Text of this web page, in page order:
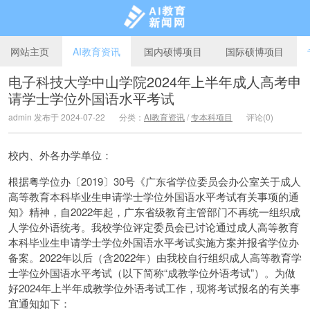
AI教育新闻网
网站主页 AI教育资讯 国内硕博项目 国际硕博项目
电子科技大学中山学院2024年上半年成人高考申
请学士学位外国语水平考试
admin 发布于 2024-07-22 分类： AI教育资讯/专本科项目 评论(0)
校内、外各办学单位：
根据粤学位办〔2019〕30号《广东省学位委员会办公室关于成人
高等教育本科毕业生申请学士学位外国语水平考试有关事项的通
知》精神，自2022年起，广东省级教育主管部门不再统一组织成
人学位外语统考。我校学位评定委员会已讨论通过成人高等教育
本科毕业生申请学士学位外国语水平考试实施方案并报省学位办
备案。2022年以后（含2022年）由我校自行组织成人高等教育学
士学位外国语水平考试（以下简称“成教学位外语考试”）。为做
好2024年上半年成教学位外语考试工作，现将考试报名的有关事
宜通知如下：